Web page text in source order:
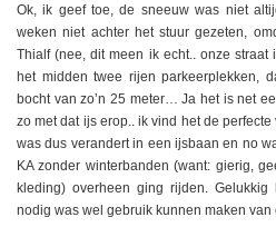
Ok, ik geef toe, de sneeuw was niet
weken niet achter het stuur gezeten,
Thialf (nee, dit meen ik echt.. onze straat
het midden twee rijen parkeerplekken,
bocht van zo’n 25 meter… Ja het is net
zo met dat ijs erop.. ik vind het de
was dus verandert in een ijsbaan en no
KA zonder winterbanden (want: gierig,
kleding) overheen ging rijden.
nodig was wel gebruik kunnen maken van